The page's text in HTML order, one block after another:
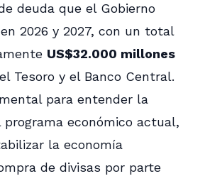
deuda que el Gobierno
2026 y 2027, con un total
US$32.000 millones
Tesoro y el Banco Central.
para entender la
económico actual,
la economía
de divisas por parte